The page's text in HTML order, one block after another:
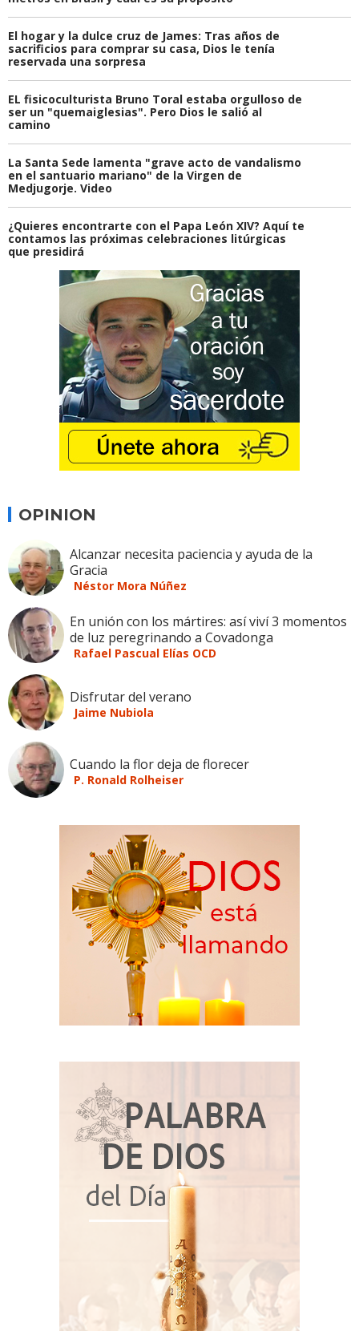
El hogar y la dulce cruz de James: Tras años de
sacrificios para comprar su casa, Dios le tenía
reservada una sorpresa
EL fisicoculturista Bruno Toral estaba orgulloso de
ser un "quemaiglesias". Pero Dios le salió al
camino
La Santa Sede lamenta "grave acto de vandalismo
en el santuario mariano" de la Virgen de
Medjugorje. Video
¿Quieres encontrarte con el Papa León XIV? Aquí te
contamos las próximas celebraciones litúrgicas
que presidirá
OPINION
Alcanzar necesita paciencia y ayuda de la
Gracia
Néstor Mora Núñez
En unión con los mártires: así viví 3 momentos
de luz peregrinando a Covadonga
Rafael Pascual Elías OCD
Disfrutar del verano
Jaime Nubiola
Cuando la flor deja de florecer
P. Ronald Rolheiser